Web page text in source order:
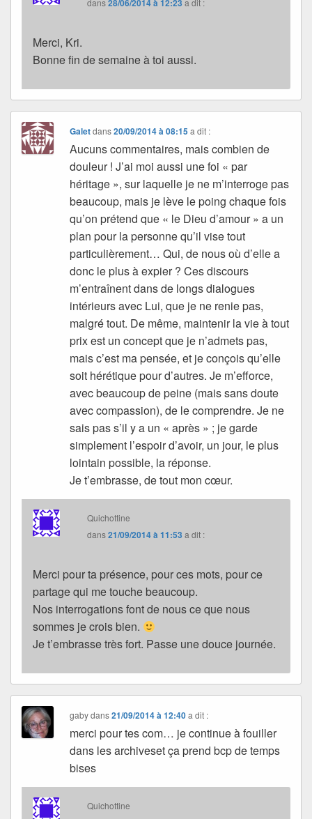
dans28/06/2014 à 12:23 a dit :
Merci, Kri.
Bonne fin de semaine à toi aussi.
Galetdans20/09/2014 à 08:15 a dit :
Aucuns commentaires, mais combien de
douleur ! J’ai moi aussi une foi « par
héritage », sur laquelle je ne m’interroge pas
beaucoup, mais je lève le poing chaque fois
qu’on prétend que « le Dieu d’amour » a un
plan pour la personne qu’il vise tout
particulièrement… Qui, de nous où d’elle a
donc le plus à expier ? Ces discours
m’entraînent dans de longs dialogues
intérieurs avec Lui, que je ne renie pas,
malgré tout. De même, maintenir la vie à tout
prix est un concept que je n’admets pas,
mais c’est ma pensée, et je conçois qu’elle
soit hérétique pour d’autres. Je m’efforce,
avec beaucoup de peine (mais sans doute
avec compassion), de le comprendre. Je ne
sais pas s’il y a un « après » ; je garde
simplement l’espoir d’avoir, un jour, le plus
lointain possible, la réponse.
Je t’embrasse, de tout mon cœur.
Quichottine
dans21/09/2014 à 11:53 a dit :
Merci pour ta présence, pour ces mots, pour ce
partage qui me touche beaucoup.
Nos interrogations font de nous ce que nous
sommes je crois bien.
Je t’embrasse très fort. Passe une douce journée.
gabydans21/09/2014 à 12:40 a dit :
merci pour tes com… je continue à fouiller
dans les archiveset ça prend bcp de temps
bises
Quichottine